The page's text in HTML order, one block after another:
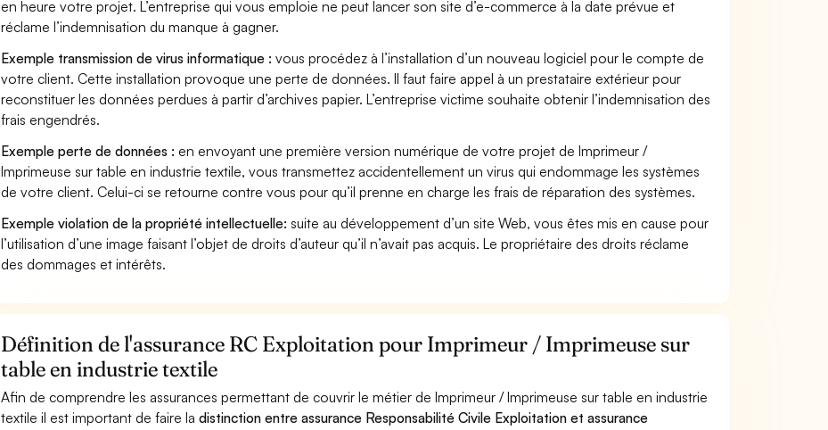
en heure votre projet. L’entreprise qui vous emploie ne peut lancer son site d’e-commerce à la date prévue et
réclame l’indemnisation du manque à gagner.
Exemple transmission de virus informatique : vous procédez à l’installation d’un nouveau logiciel pour le compte de
votre client. Cette installation provoque une perte de données. Il faut faire appel à un prestataire extérieur pour
reconstituer les données perdues à partir d’archives papier. L’entreprise victime souhaite obtenir l’indemnisation des
frais engendrés.
Exemple perte de données : en envoyant une première version numérique de votre projet de Imprimeur /
Imprimeuse sur table en industrie textile, vous transmettez accidentellement un virus qui endommage les systèmes
de votre client. Celui-ci se retourne contre vous pour qu’il prenne en charge les frais de réparation des systèmes.
Exemple violation de la propriété intellectuelle: suite au développement d’un site Web, vous êtes mis en cause pour
l’utilisation d’une image faisant l’objet de droits d’auteur qu’il n’avait pas acquis. Le propriétaire des droits réclame
des dommages et intérêts.
Définition de l'assurance RC Exploitation pour Imprimeur / Imprimeuse sur
table en industrie textile
Afin de comprendre les assurances permettant de couvrir le métier de Imprimeur / Imprimeuse sur table en industrie
textile il est important de faire ladistinction entre assurance Responsabilité Civile Exploitation et assurance